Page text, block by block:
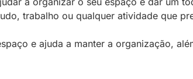
trabalho ou qualquer atividade que
e ajuda a manter a organização,